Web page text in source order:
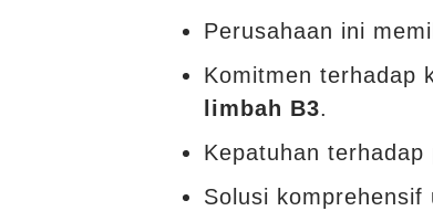
Perusahaan ini
Komitmen terhadap
limbah B3.
Kepatuhan
Solusi komprehensif